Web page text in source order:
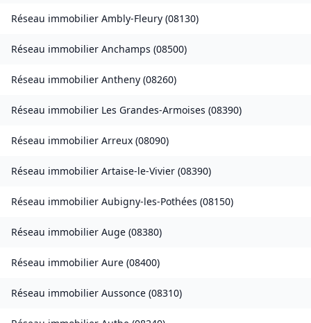
Réseau immobilier Ambly-Fleury (08130)
Réseau immobilier Anchamps (08500)
Réseau immobilier Antheny (08260)
Réseau immobilier Les Grandes-Armoises (08390)
Réseau immobilier Arreux (08090)
Réseau immobilier Artaise-le-Vivier (08390)
Réseau immobilier Aubigny-les-Pothées (08150)
Réseau immobilier Auge (08380)
Réseau immobilier Aure (08400)
Réseau immobilier Aussonce (08310)